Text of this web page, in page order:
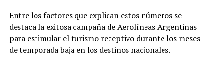
Entre los factores que explican estos números se
destaca la exitosa campaña de Aerolíneas Argentinas
para estimular el turismo receptivo durante los meses
de temporada baja en los destinos nacionales.